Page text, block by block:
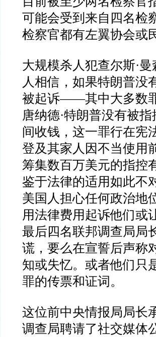
可能会受到来自四名检
检察官都有左翼协会或
大规模杀人犯查尔斯·曼
人相信，如果特朗普没
被起诉——其中大多数
唐纳德·特朗普没有被
间收钱，这一罪行在宪
登及其家人因不当使用
筹集数百万美元的指控
鉴于法律的适用如此不
美国人担心任何政治地
用法律费用起诉他们或
最后四名联邦调查局局
谎，要么在宣誓后声称
知或失忆。或者他们只
罪的传票和证词。
这位前中央情报局局长
调查局聘请了社交媒体